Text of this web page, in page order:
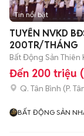
Tin nổi bật
TUYỂN NVKD
200TR/THÁNG
Bất Động Sản Thiên
Đến 200 triệu
Q. Tân Bình (P.
BẤT ĐỘNG SẢN